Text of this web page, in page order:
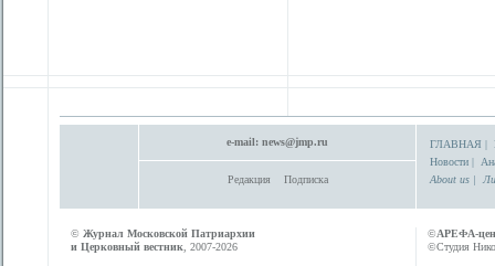
e-mail: news@jmp.ru
Редакция Подписка
ГЛАВНАЯ |
Новости |
About us |
© Журнал Московской Патриархии
и Церковный вестник , 2007-2026
©АРЕФА-
©Студия